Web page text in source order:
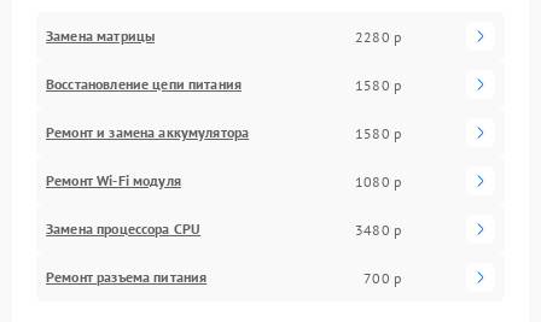
Замена матрицы 2280 р
Восстановление цепи питания 1580 р
Ремонт и замена аккумулятора 1580 р
Ремонт Wi-Fi модуля 1080 р
Замена процессора CPU 3480 р
Ремонт разъема питания 700 р